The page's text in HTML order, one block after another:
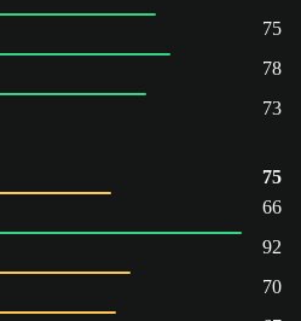
75
78
73
75
66
92
70